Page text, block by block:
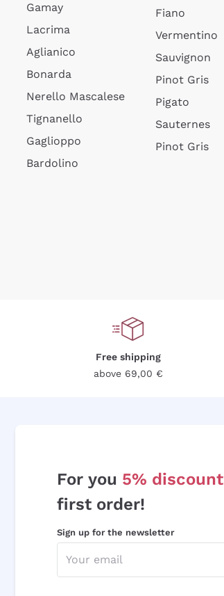
Gamay
Lacrima
Aglianico
Bonarda
Nerello Mascalese
Tignanello
Gaglioppo
Bardolino
Fiano
Vermentino
Sauvignon
Pinot Gris
Pigato
Sauternes
Pinot Gris
Free shipping
above 69,00 €
For you 5% discount
first order!
Sign up for the newsletter